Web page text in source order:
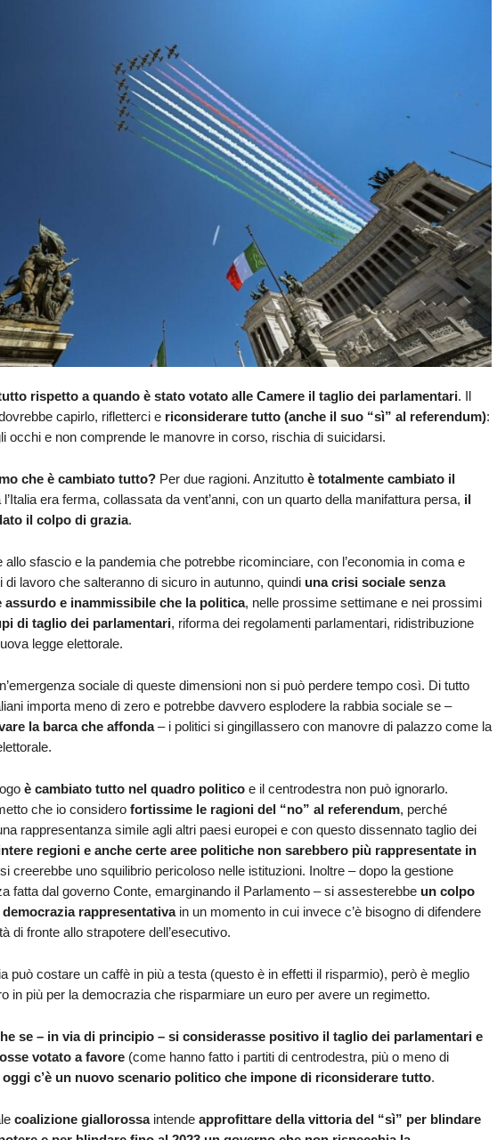
rispetto a quando è stato votato alle Camere il taglio dei parlamentari. Il
capirlo, rifletterci e riconsiderare tutto (anche il suo “sì” al referendum):
occhi e non comprende le manovre in corso, rischia di suicidarsi.
che è cambiato tutto?Per due ragioni. Anzitutto è totalmente cambiato il
era ferma, collassata da vent’anni, con un quarto della manifattura persa, il
il colpo di grazia.
allo sfascio e la pandemia che potrebbe ricominciare, con l’economia in coma e
di lavoro che salteranno di sicuro in autunno, quindi una crisi sociale senza
assurdo e inammissibile che la politica, nelle prossime settimane e nei prossimi
di taglio dei parlamentari, riforma dei regolamenti parlamentari, ridistribuzione
legge elettorale.
sociale di queste dimensioni non si può perdere tempo così. Di tutto
importa meno di zero e potrebbe davvero esplodere la rabbia sociale se –
la barca che affonda– i politici si gingillassero con manovre di palazzo come la
è cambiato tutto nel quadro politicoe il centrodestra non può ignorarlo.
che io considero fortissime le ragioni del “no” al referendum, perché
rappresentanza simile agli altri paesi europei e con questo dissennato taglio dei
regioni e anche certe aree politiche non sarebbero più rappresentate in
creerebbe uno squilibrio pericoloso nelle istituzioni. Inoltre – dopo la gestione
fatta dal governo Conte, emarginando il Parlamento – si assesterebbe un colpo
rappresentativain un momento in cui invece c’è bisogno di difendere
di fronte allo strapotere dell’esecutivo.
può costare un caffè in più a testa (questo è in effetti il risparmio), però è meglio
in più per la democrazia che risparmiare un euro per avere un regimetto.
se – in via di principio – si considerasse positivo il taglio dei parlamentari e
votato a favore(come hanno fatto i partiti di centrodestra, più o meno di
oggi c’è un nuovo scenario politico che impone di riconsiderare tutto.
coalizione giallorossaintende approfittare della vittoria del “sì” per blindare